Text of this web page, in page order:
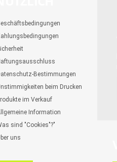
Bestimmungen
beim Drucken
im Verkauf
Information
sind "Cookies"?"
uns